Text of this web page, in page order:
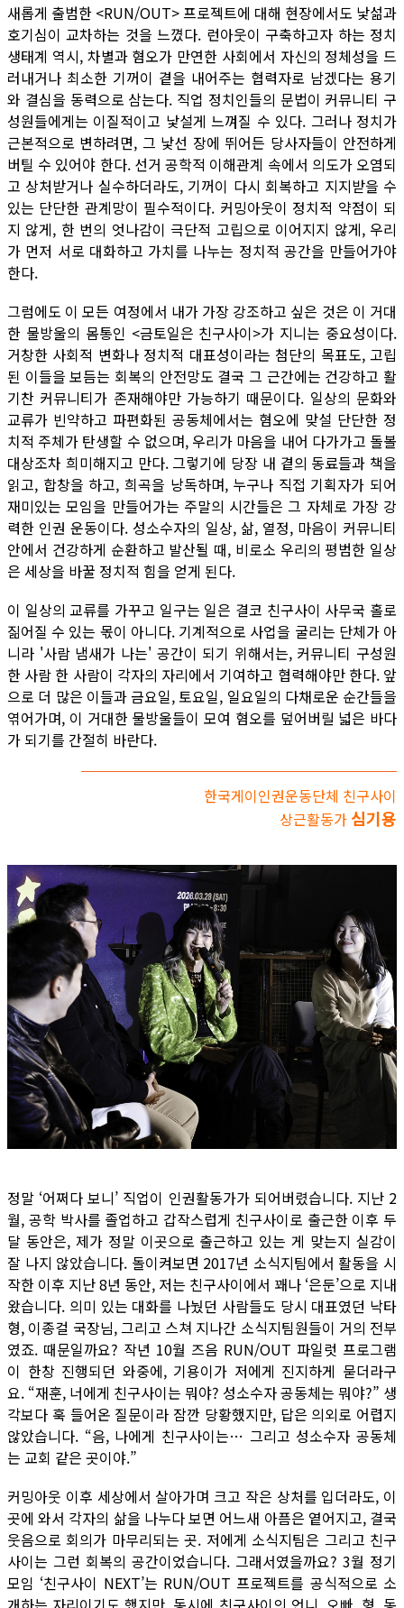
새롭게 출범한 <RUN/OUT> 프로젝트에 대해 현장에서도 낯섦과
호기심이 교차하는 것을 느꼈다. 런아웃이 구축하고자 하는 정치
생태계 역시, 차별과 혐오가 만연한 사회에서 자신의 정체성을 드
러내거나 최소한 기꺼이 곁을 내어주는 협력자로 남겠다는 용기
와 결심을 동력으로 삼는다. 직업 정치인들의 문법이 커뮤니티 구
성원들에게는 이질적이고 낯설게 느껴질 수 있다. 그러나 정치가
근본적으로 변하려면, 그 낯선 장에 뛰어든 당사자들이 안전하게
버틸 수 있어야 한다. 선거 공학적 이해관계 속에서 의도가 오염되
고 상처받거나 실수하더라도, 기꺼이 다시 회복하고 지지받을 수
있는 단단한 관계망이 필수적이다. 커밍아웃이 정치적 약점이 되
지 않게, 한 번의 엇나감이 극단적 고립으로 이어지지 않게, 우리
가 먼저 서로 대화하고 가치를 나누는 정치적 공간을 만들어가야
한다.
그럼에도 이 모든 여정에서 내가 가장 강조하고 싶은 것은 이 거대
한 물방울의 몸통인 <금토일은 친구사이>가 지니는 중요성이다.
거창한 사회적 변화나 정치적 대표성이라는 첨단의 목표도, 고립
된 이들을 보듬는 회복의 안전망도 결국 그 근간에는 건강하고 활
기찬 커뮤니티가 존재해야만 가능하기 때문이다. 일상의 문화와
교류가 빈약하고 파편화된 공동체에서는 혐오에 맞설 단단한 정
치적 주체가 탄생할 수 없으며, 우리가 마음을 내어 다가가고 돌볼
대상조차 희미해지고 만다. 그렇기에 당장 내 곁의 동료들과 책을
읽고, 합창을 하고, 희곡을 낭독하며, 누구나 직접 기획자가 되어
재미있는 모임을 만들어가는 주말의 시간들은 그 자체로 가장 강
력한 인권 운동이다. 성소수자의 일상, 삶, 열정, 마음이 커뮤니티
안에서 건강하게 순환하고 발산될 때, 비로소 우리의 평범한 일상
은 세상을 바꿀 정치적 힘을 얻게 된다.
이 일상의 교류를 가꾸고 일구는 일은 결코 친구사이 사무국 홀로
짊어질 수 있는 몫이 아니다. 기계적으로 사업을 굴리는 단체가 아
니라 '사람 냄새가 나는' 공간이 되기 위해서는, 커뮤니티 구성원
한 사람 한 사람이 각자의 자리에서 기여하고 협력해야만 한다. 앞
으로 더 많은 이들과 금요일, 토요일, 일요일의 다채로운 순간들을
엮어가며, 이 거대한 물방울들이 모여 혐오를 덮어버릴 넓은 바다
가 되기를 간절히 바란다.
한국게이인권운동단체 친구사이
상근활동가 심기용
정말 ‘어쩌다 보니’ 직업이 인권활동가가 되어버렸습니다. 지난 2
월, 공학 박사를 졸업하고 갑작스럽게 친구사이로 출근한 이후 두
달 동안은, 제가 정말 이곳으로 출근하고 있는 게 맞는지 실감이
잘 나지 않았습니다. 돌이켜보면 2017년 소식지팀에서 활동을 시
작한 이후 지난 8년 동안, 저는 친구사이에서 꽤나 ‘은둔’으로 지내
왔습니다. 의미 있는 대화를 나눴던 사람들도 당시 대표였던 낙타
형, 이종걸 국장님, 그리고 스쳐 지나간 소식지팀원들이 거의 전부
였죠. 때문일까요? 작년 10월 즈음 RUN/OUT 파일럿 프로그램
이 한창 진행되던 와중에, 기용이가 저에게 진지하게 묻더라구
요. “재훈, 너에게 친구사이는 뭐야? 성소수자 공동체는 뭐야?” 생
각보다 훅 들어온 질문이라 잠깐 당황했지만, 답은 의외로 어렵지
않았습니다. “음, 나에게 친구사이는… 그리고 성소수자 공동체
는 교회 같은 곳이야.”
커밍아웃 이후 세상에서 살아가며 크고 작은 상처를 입더라도, 이
곳에 와서 각자의 삶을 나누다 보면 어느새 아픔은 옅어지고, 결국
웃음으로 회의가 마무리되는 곳. 저에게 소식지팀은 그리고 친구
사이는 그런 회복의 공간이었습니다. 그래서였을까요? 3월 정기
모임 ‘친구사이 NEXT’는 RUN/OUT 프로젝트를 공식적으로 소